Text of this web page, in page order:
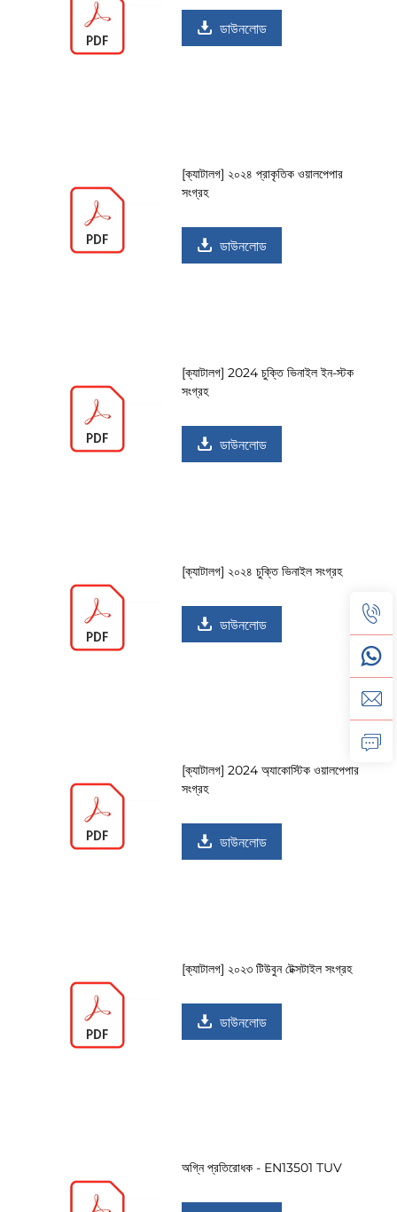
ডাউনলোড
[ক্যাটালগ] ২০২৪ প্রাকৃতিক ওয়ালপেপার
সংগ্রহ
ডাউনলোড
[ক্যাটালগ] 2024 চুক্তি ভিনাইল ইন-স্টক
সংগ্রহ
ডাউনলোড
[ক্যাটালগ] ২০২৪ চুক্তি ভিনাইল সংগ্রহ
ডাউনলোড
[ক্যাটালগ] 2024 অ্যাকোস্টিক ওয়ালপেপার
সংগ্রহ
ডাউনলোড
[ক্যাটালগ] ২০২৩ টিউবুন টেক্সটাইল সংগ্রহ
ডাউনলোড
অগ্নি প্রতিরোধক - EN13501 TUV